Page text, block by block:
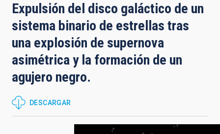
navegación
Expulsión del disco galáctico de un
sistema binario de estrellas tras
una explosión de supernova
asimétrica y la formación de un
agujero negro.
DESCARGAR